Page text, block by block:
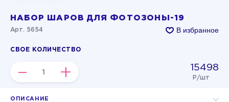
НАБОР ШАРОВ ДЛЯ ФОТОЗОНЫ-19
Арт. 5654 В избранное
СВОЕ КОЛИЧЕСТВО
– + 15498
Р/шт
ОПИСАНИЕ